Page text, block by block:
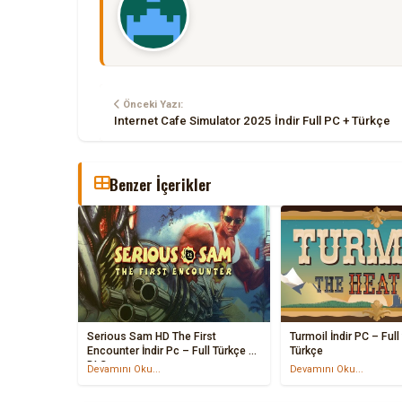
Önceki Yazı:
Internet Cafe Simulator 2025 İndir Full PC + Türkçe
Benzer İçerikler
Serious Sam HD The First
Encounter İndir Pc – Full Türkçe +
DLC
Devamını Oku...
Turmoil İndir PC – Full
Türkçe
Devamını Oku...